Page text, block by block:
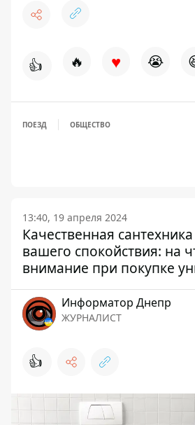
👍 🔥 ♥ 😭
ПОЕЗД ОБЩЕСТВО
13:40, 19 апреля 2024
Качественная сантехника
вашего спокойствия: на
внимание при покупке
Информатор Днепр
ЖУРНАЛИСТ
👍